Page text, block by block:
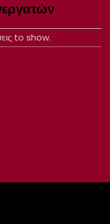
to show.